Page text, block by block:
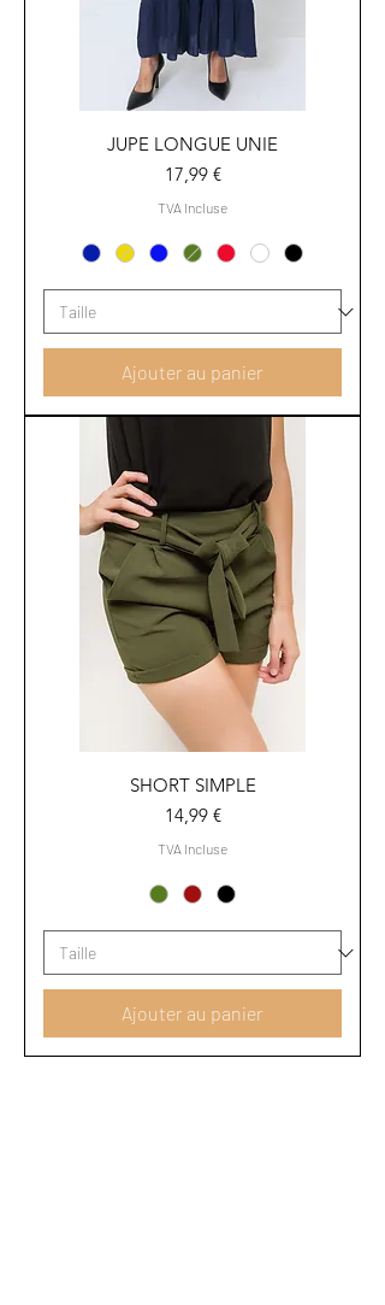
JUPE LONGUE UNIE
Prix
17,99 €
TVA Incluse
Ajouter au panier
SHORT SIMPLE
Prix
14,99 €
TVA Incluse
Ajouter au panier